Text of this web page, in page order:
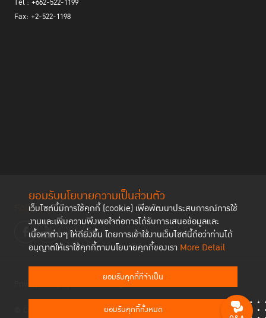
ยอมรับนโยบายความเป็นส่วนตัว
เว็บไซต์นี้มีการใช้คุกกี้ (cookie) เพื่อพัฒนาประสบการณ์การใช้
งานและเพิ่มความพึงพอใจต่อการได้รับการเสนอข้อมูลและ
เนื้อหาต่างๆ ให้ดียิ่งขึ้น โดยการเข้าใช้งานเว็บไซต์นี้ถือว่าท่านได้
อนุญาตให้เราใช้คุกกี้ตามนโยบายคุกกี้ของเรา More Detail
ยอมรับคุกกี้ที่จำเป็น
ยอมรับคุกกี้ทั้งหมด
Tel : +662-522-1199
Fax: +2-522-1198
Follow us
© Copyright 2023 Thailand Institute of Justice All Rights Reserved
Privacy Policy Cookies Policy